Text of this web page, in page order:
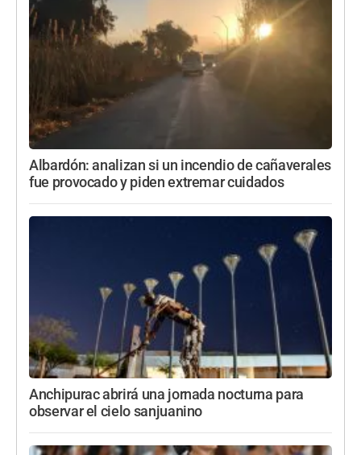
Albardón: analizan si un incendio de cañaverales
fue provocado y piden extremar cuidados
Anchipurac abrirá una jornada nocturna para
observar el cielo sanjuanino